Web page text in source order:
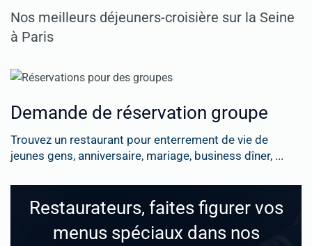
Nos meilleurs déjeuners-croisière sur la Seine
à Paris
Demande de réservation groupe
Trouvez un restaurant pour enterrement de vie de
jeunes gens, anniversaire, mariage, business dîner, ...
Restaurateurs, faites figurer vos
menus spéciaux dans nos